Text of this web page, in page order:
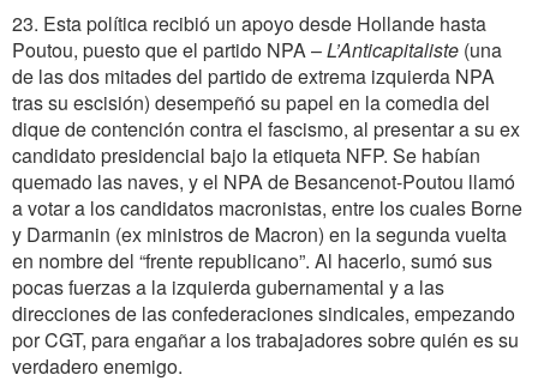
23. Esta política recibió un apoyo desde Hollande hasta
Poutou, puesto que el partido NPA –L’Anticapitaliste (una
de las dos mitades del partido de extrema izquierda NPA
tras su escisión) desempeñó su papel en la comedia del
dique de contención contra el fascismo, al presentar a su ex
candidato presidencial bajo la etiqueta NFP. Se habían
quemado las naves, y el NPA de Besancenot-Poutou llamó
a votar a los candidatos macronistas, entre los cuales Borne
y Darmanin (ex ministros de Macron) en la segunda vuelta
en nombre del “frente republicano”. Al hacerlo, sumó sus
pocas fuerzas a la izquierda gubernamental y a las
direcciones de las confederaciones sindicales, empezando
por CGT, para engañar a los trabajadores sobre quién es su
verdadero enemigo.